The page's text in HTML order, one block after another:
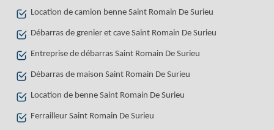
Location de camion benne Saint Romain De Surieu
Débarras de grenier et cave Saint Romain De Surieu
Entreprise de débarras Saint Romain De Surieu
Débarras de maison Saint Romain De Surieu
Location de benne Saint Romain De Surieu
Ferrailleur Saint Romain De Surieu